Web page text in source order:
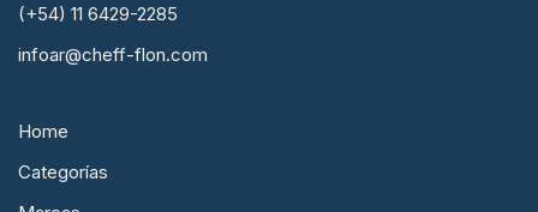
(+54) 11 6429-2285
infoar@cheff-flon.com
Home
Categorías